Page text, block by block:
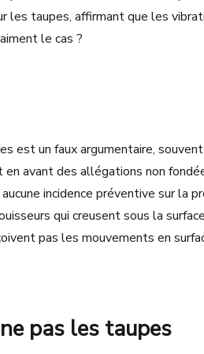
les taupes, affirmant que les
le cas ?
est un faux argumentaire,
avant des allégations non
incidence préventive sur la
qui creusent sous la
pas les mouvements en
pas les taupes